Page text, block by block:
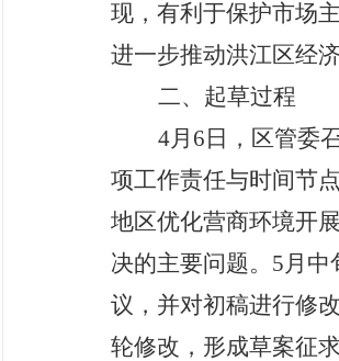
现，有利于保护市场
进一步推动洪江区经
二、起草过程
4月6日， 区管委
项工作责任与时间节
地区优化营商环境开
决的主要问题。5月
议，并对初稿进行修改
轮修改，形成草案征求